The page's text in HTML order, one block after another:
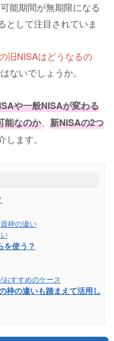
能期間が無期限になる
として注目されていま
旧NISAはどうなるの
ないでしょうか。
や一般NISAが変わる
能なのか、 新NISAの2つ
ます。
枠の違い
を使う？
すすめのケース
枠の違いも踏まえて活用し